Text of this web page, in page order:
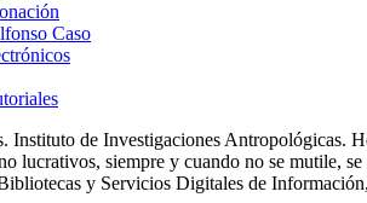
Caso
Instituto de Investigaciones Antropológicas.
lucrativos, siempre y cuando no se mutile,
y Servicios Digitales de